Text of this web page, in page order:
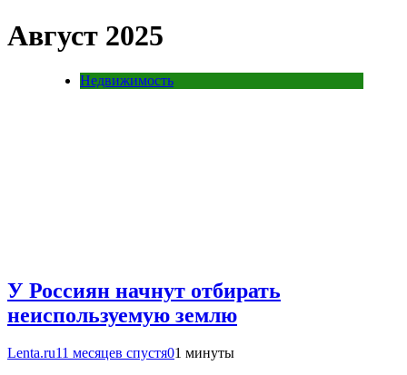
Август 2025
Недвижимость
У Россиян начнут отбирать
неиспользуемую землю
Lenta.ru11 месяцев спустя01 минуты